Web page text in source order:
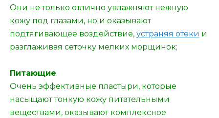
Они не только отлично увлажняют нежную
кожу под глазами, но и оказывают
подтягивающее воздействие, устраняя отеки и
разглаживая сеточку мелких морщинок;
Питающие.
Очень эффективные пластыри, которые
насыщают тонкую кожу питательными
веществами, оказывают комплексное